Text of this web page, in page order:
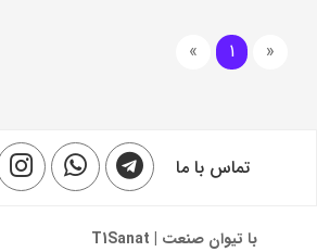
«
1
»
تماس با ما
با تیوان صنعت | T1Sanat